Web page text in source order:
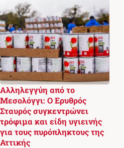
Αλληλεγγύη από το
Μεσολόγγι: Ο Ερυθρός
Σταυρός συγκεντρώνει
τρόφιμα και είδη υγιεινής
για τους πυρόπληκτους της
Αττικής